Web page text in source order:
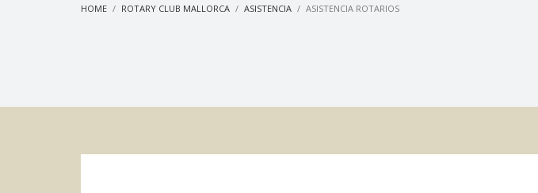
HOME ROTARY CLUB MALLORCA ASISTENCIA ASISTENCIA ROTARIOS